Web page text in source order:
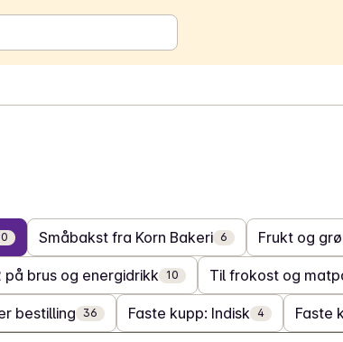
Småbakst fra Korn Bakeri 6 Frukt og
på brus og energidrikk 10 Til frokost og
bestilling 36 Faste kupp: Indisk 4 Faste